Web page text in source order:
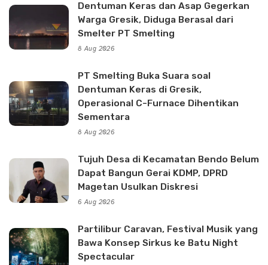
Dentuman Keras dan Asap Gegerkan
Warga Gresik, Diduga Berasal dari
Smelter PT Smelting
8 Aug 2026
PT Smelting Buka Suara soal
Dentuman Keras di Gresik,
Operasional C-Furnace Dihentikan
Sementara
8 Aug 2026
Tujuh Desa di Kecamatan Bendo Belum
Dapat Bangun Gerai KDMP, DPRD
Magetan Usulkan Diskresi
6 Aug 2026
Partilibur Caravan, Festival Musik yang
Bawa Konsep Sirkus ke Batu Night
Spectacular